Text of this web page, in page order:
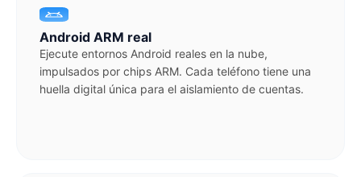
Android ARM real
Ejecute entornos Android reales en la nube,
impulsados por chips ARM. Cada teléfono tiene una
huella digital única para el aislamiento de cuentas.